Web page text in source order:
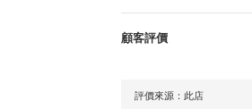
顧客評價